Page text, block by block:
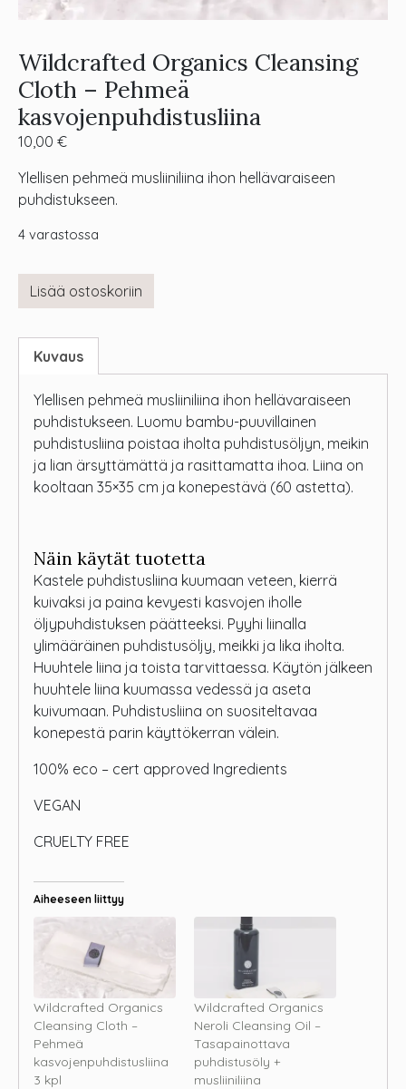
Wildcrafted Organics Cleansing
Cloth – Pehmeä
kasvojenpuhdistusliina
10,00 €
Ylellisen pehmeä musliiniliina ihon hellävaraiseen
puhdistukseen.
4 varastossa
Lisää ostoskoriin
Kuvaus
Ylellisen pehmeä musliiniliina ihon hellävaraiseen
puhdistukseen. Luomu bambu-puuvillainen
puhdistusliina poistaa iholta puhdistusöljyn, meikin
ja lian ärsyttämättä ja rasittamatta ihoa. Liina on
kooltaan 35×35 cm ja konepestävä (60 astetta).
Näin käytät tuotetta
Kastele puhdistusliina kuumaan veteen, kierrä
kuivaksi ja paina kevyesti kasvojen iholle
öljypuhdistuksen päätteeksi. Pyyhi liinalla
ylimääräinen puhdistusöljy, meikki ja lika iholta.
Huuhtele liina ja toista tarvittaessa. Käytön jälkeen
huuhtele liina kuumassa vedessä ja aseta
kuivumaan. Puhdistusliina on suositeltavaa
konepestä parin käyttökerran välein.
100% eco – cert approved Ingredients
VEGAN
CRUELTY FREE
Aiheeseen liittyy
Wildcrafted Organics
Cleansing Cloth –
Pehmeä
kasvojenpuhdistusliina
3 kpl
Wildcrafted Organics
Neroli Cleansing Oil –
Tasapainottava
puhdistusöly +
musliiniliina